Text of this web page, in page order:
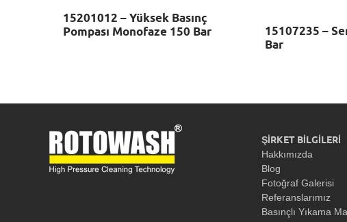
15201012 – Yüksek Basınç
Pompası Monofaze 150 Bar
15107235 –
Bar
ŞİRKET BİLGİLERİ
Hakkımızda
Blog
Fotoğraf Galerisi
Referanslarımız
Basınçlı Yıkama